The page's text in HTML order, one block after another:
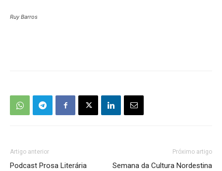
Ruy Barros
Artigo anterior
Podcast Prosa Literária
Próximo artigo
Semana da Cultura Nordestina